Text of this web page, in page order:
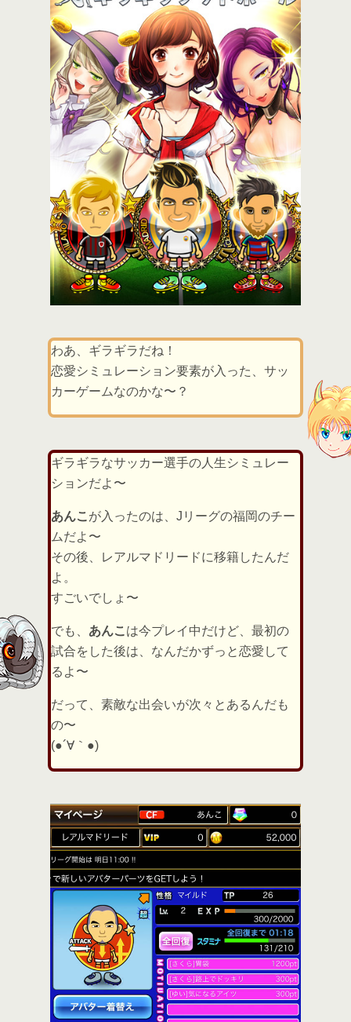
わあ、ギラギラだね！
恋愛シミュレーション要素が入った、サッ
カーゲームなのかな〜？
ギラギラなサッカー選手の人生シミュレー
ションだよ〜
あんこ が入ったのは、Jリーグの福岡のチー
ムだよ〜
その後、レアルマドリードに移籍したんだ
よ。
すごいでしょ〜
でも、 あんこ は今プレイ中だけど、最初の
試合をした後は、なんだかずっと恋愛して
るよ〜
だって、素敵な出会いが次々とあるんだも
の〜
(●´∀｀●)